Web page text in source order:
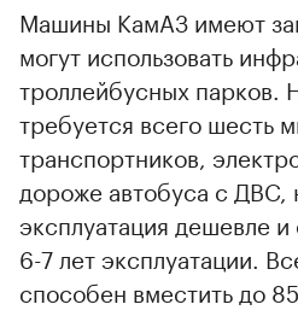
Машины КамАЗ имеют
могут использовать
троллейбусных парков.
требуется всего шесть
транспортников,
дороже автобуса с ДВС,
эксплуатация дешевле
6-7 лет эксплуатации.
способен вместить до